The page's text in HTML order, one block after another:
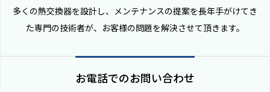
多くの熱交換器を設計し、メンテナンスの提案を長年手がけてき
た専門の技術者が、お客様の問題を解決させて頂きます。
お電話でのお問い合わせ